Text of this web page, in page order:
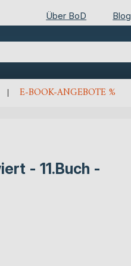
Über BoD Blog
E-BOOK-ANGEBOTE %
- 11.Buch -